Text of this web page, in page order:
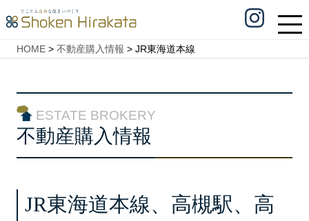
HOME> 不動産購入情報 > JR東海道本線
ESTATE BROKERY
不動産購入情報
JR東海道本線、高槻駅、高